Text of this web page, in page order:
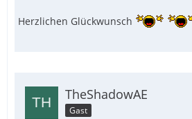
Herzlichen Glückwunsch
TheShadowAE
Gast